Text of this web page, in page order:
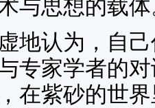
与思想的载
认为，自己
专家学者的
在紫砂的世